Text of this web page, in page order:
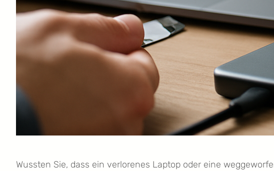
Wussten Sie, dass ein verlorenes Laptop oder eine